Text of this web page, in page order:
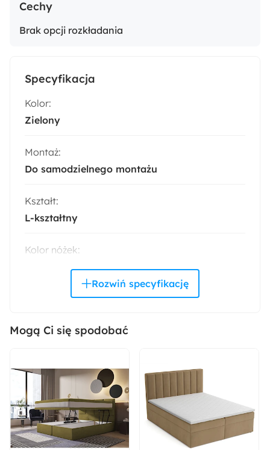
Cechy
Brak opcji rozkładania
Specyfikacja
Kolor:
Zielony
Montaż:
Do samodzielnego montażu
Kształt:
L-kształtny
Kolor nóżek:
Materiał ramy:
Sklejka
Metal
Materiał oparcia:
Pianka poliuretanowa
Mogą Ci się spodobać